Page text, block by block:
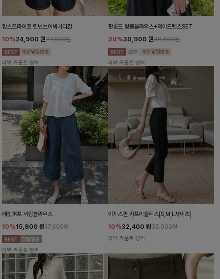
함스트라이프 린넨브이넥가디건
10%24,900 원27,600원
리뷰 카운트 영역
팔롬드 링클블라우스+와이드팬츠SET
20%30,900 원38,600원
리뷰 카운트 영역
레킷퍼프 셔링블라우스
10%15,900 원17,600원
리뷰 카운트 영역
이지스판 카프리슬랙스[S,M,L사이즈]
10%32,400 원35,900원
리뷰 카운트 영역